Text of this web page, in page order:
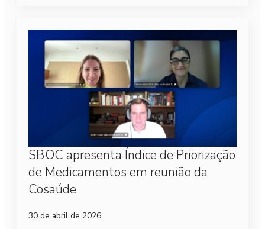
SBOC apresenta Índice de Priorização
de Medicamentos em reunião da
Cosaúde
30 de abril de 2026